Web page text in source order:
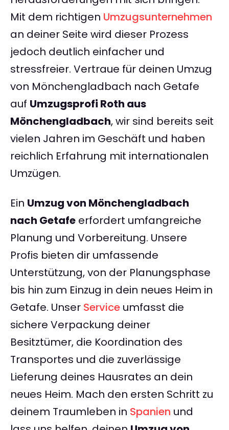
Mit dem richtigen Umzugsunternehmen
an deiner Seite wird dieser Prozess
jedoch deutlich einfacher und
stressfreier. Vertraue für deinen Umzug
von Mönchengladbach nach Getafe
auf Umzugsprofi Roth aus
Mönchengladbach, wir sind bereits seit
vielen Jahren im Geschäft und haben
reichlich Erfahrung mit internationalen
Umzügen.
Ein Umzug von Mönchengladbach
nach Getafe erfordert umfangreiche
Planung und Vorbereitung. Unsere
Profis bieten dir umfassende
Unterstützung, von der Planungsphase
bis hin zum Einzug in dein neues Heim in
Getafe. Unser Service umfasst die
sichere Verpackung deiner
Besitztümer, die Koordination des
Transportes und die zuverlässige
Lieferung deines Hausrates an dein
neues Heim. Mach den ersten Schritt zu
deinem Traumleben in Spanien und